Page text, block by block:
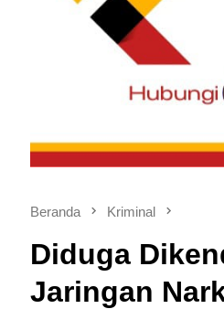
Beranda Kriminal
Diduga
Jaringan